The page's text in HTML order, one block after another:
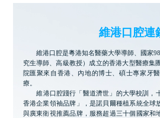
維港口腔連
維港口腔是粵港知名醫藥大學導師、國家
究生導師、高級教授）成立的香港大型醫療集
院匯聚來自香港、內地的博士、碩士專家牙
療。
維港口腔踐行「醫道濟世」的大學校訓，
香港企業領袖品牌」，是諾貝爾種植系統全球
與廣東衛視推薦品牌，服務超過三十個國家和